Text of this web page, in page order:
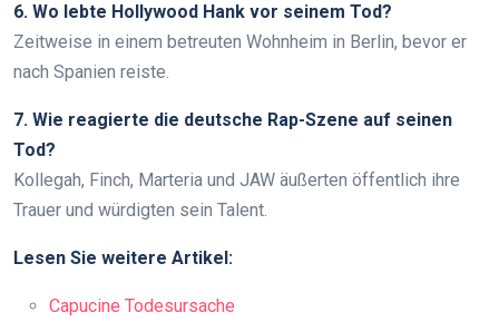
6. Wo lebte Hollywood Hank vor seinem Tod?
Zeitweise in einem betreuten Wohnheim in Berlin, bevor er
nach Spanien reiste.
7. Wie reagierte die deutsche Rap-Szene auf seinen
Tod?
Kollegah, Finch, Marteria und JAW äußerten öffentlich ihre
Trauer und würdigten sein Talent.
Lesen Sie weitere Artikel:
Capucine Todesursache